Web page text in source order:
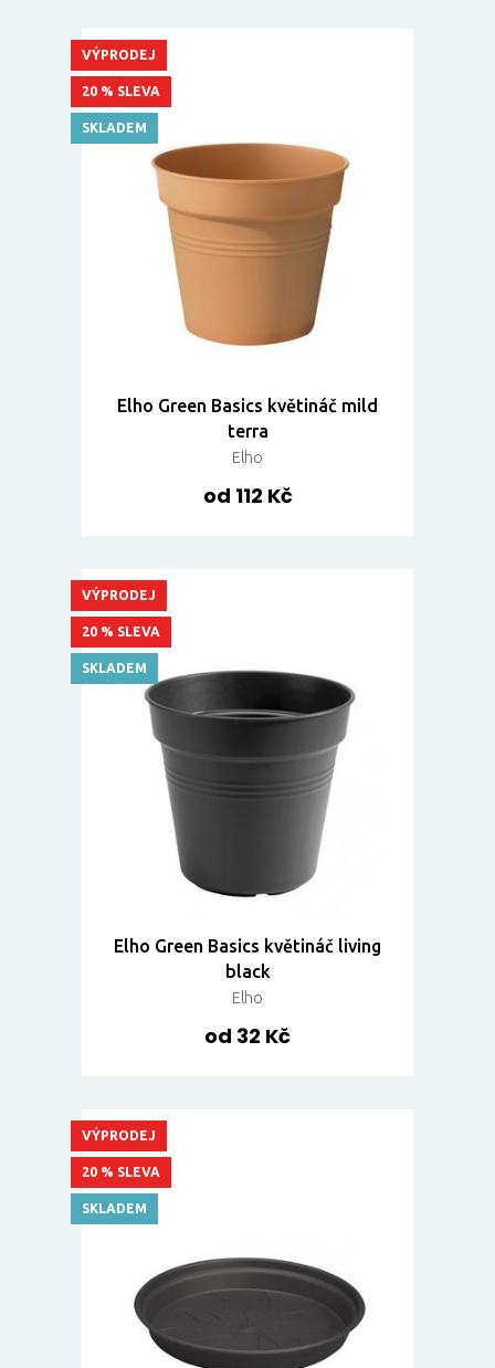
Elho Green Basics květináč mild
terra
Elho
od 112 Kč
VÝPRODEJ
20 % SLEVA
SKLADEM
Elho Green Basics květináč living
black
Elho
od 32 Kč
VÝPRODEJ
20 % SLEVA
SKLADEM
VÝPRODEJ
20 % SLEVA
SKLADEM